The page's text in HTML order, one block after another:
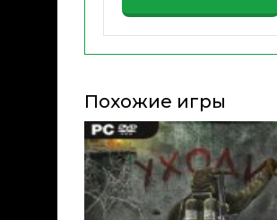
Похожие игры